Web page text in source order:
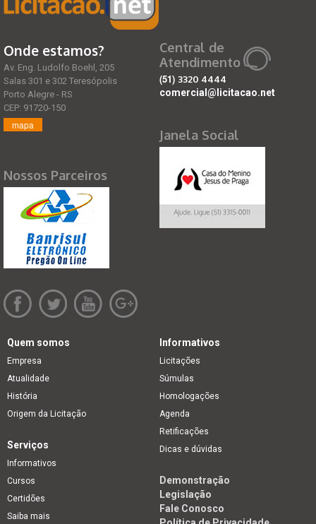
Onde estamos?
Av. Eng. Ludolfo Boehl, 205
Salas 301 e 302 Teresópolis
Porto Alegre - RS
CEP: 91720-150
mapa
Nossos Parceiros
Central de
Atendimento
(51) 3320 4444
comercial@licitacao.net
Janela Social
Quem somos
Empresa
Atualidade
História
Origem da Licitação
Informativos
Licitações
Súmulas
Homologações
Agenda
Retificações
Dicas e dúvidas
Serviços
Informativos
Cursos
Certidões
Saiba mais
Demonstração
Legislação
Fale Conosco